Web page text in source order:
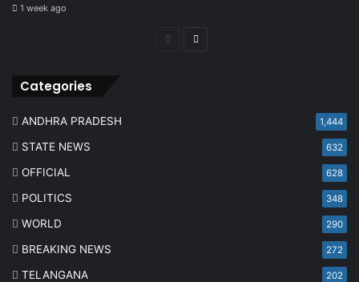
1 week ago
PreviousNext
Categories
ANDHRA PRADESH 1,444
STATE NEWS 632
OFFICIAL 628
POLITICS 348
WORLD 290
BREAKING NEWS 272
TELANGANA 202